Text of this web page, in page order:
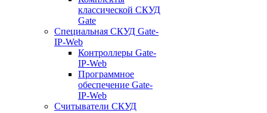
классической СКУД
Gate
Специальная СКУД Gate-
IP-Web
Контроллеры Gate-
IP-Web
Программное
обеспечение Gate-
IP-Web
Считыватели СКУД